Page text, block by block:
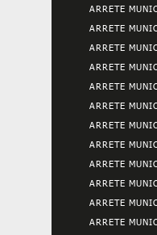
ARRETE
ARRETE
ARRETE
ARRETE
ARRETE
ARRETE
ARRETE
ARRETE
ARRETE
ARRETE
ARRETE
ARRETE